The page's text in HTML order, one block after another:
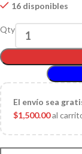
16 disponibles
Qty
El envío sea
$1,500.00al